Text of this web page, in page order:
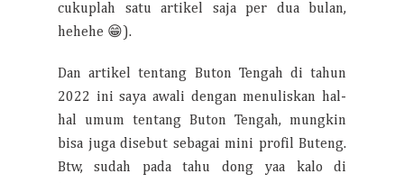
cukuplah satu artikel saja per dua bulan,
hehehe 😁).
Dan artikel tentang Buton Tengah di tahun
2022 ini saya awali dengan menuliskan hal-
hal umum tentang Buton Tengah, mungkin
bisa juga disebut sebagai mini profil Buteng.
Btw, sudah pada tahu dong yaa kalo di